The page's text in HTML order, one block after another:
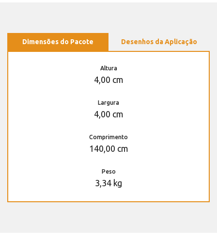
Dimensões do Pacote Desenhos da Aplicação
Altura
4,00 cm
Largura
4,00 cm
Comprimento
140,00 cm
Peso
3,34 kg